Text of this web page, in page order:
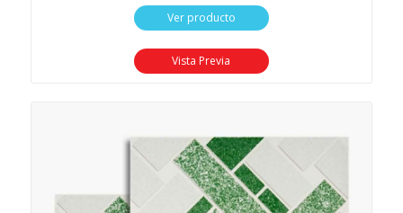
Ver producto
Vista Previa